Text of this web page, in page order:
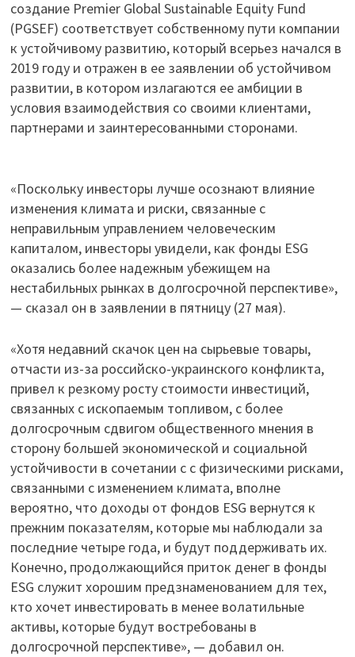
создание Premier Global Sustainable Equity Fund
(PGSEF) соответствует собственному пути компании
к устойчивому развитию, который всерьез начался в
2019 году и отражен в ее заявлении об устойчивом
развитии, в котором излагаются ее амбиции в
условия взаимодействия со своими клиентами,
партнерами и заинтересованными сторонами.
«Поскольку инвесторы лучше осознают влияние
изменения климата и риски, связанные с
неправильным управлением человеческим
капиталом, инвесторы увидели, как фонды ESG
оказались более надежным убежищем на
нестабильных рынках в долгосрочной перспективе»,
— сказал он в заявлении в пятницу (27 мая).
«Хотя недавний скачок цен на сырьевые товары,
отчасти из-за российско-украинского конфликта,
привел к резкому росту стоимости инвестиций,
связанных с ископаемым топливом, с более
долгосрочным сдвигом общественного мнения в
сторону большей экономической и социальной
устойчивости в сочетании с с физическими рисками,
связанными с изменением климата, вполне
вероятно, что доходы от фондов ESG вернутся к
прежним показателям, которые мы наблюдали за
последние четыре года, и будут поддерживать их.
Конечно, продолжающийся приток денег в фонды
ESG служит хорошим предзнаменованием для тех,
кто хочет инвестировать в менее волатильные
активы, которые будут востребованы в
долгосрочной перспективе», — добавил он.